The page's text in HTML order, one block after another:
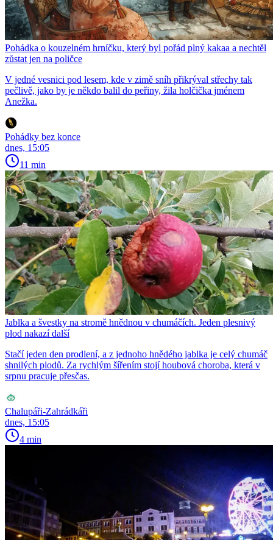
Pohádka o kouzelném hrníčku, který byl pořád plný kakaa a nechtěl
zůstat jen na poličce
V jedné vesnici pod lesem, kde v zimě sníh přikrýval střechy tak
pečlivě, jako by je někdo balil do peřiny, žila holčička jménem
Anežka.
Pohádky bez konce
dnes, 15:05
11 min
Jablka a švestky na stromě hnědnou v chumáčích. Jeden plesnivý
plod nakazí další
Stačí jeden den prodlení, a z jednoho hnědého jablka je celý chumáč
shnilých plodů. Za rychlým šířením stojí houbová choroba, která v
srpnu pracuje přesčas.
Chalupáři-Zahrádkáři
dnes, 15:05
4 min